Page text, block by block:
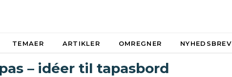
TEMAER ARTIKLER OMREGNER NYHEDSBREV
– idéer til tapasbord